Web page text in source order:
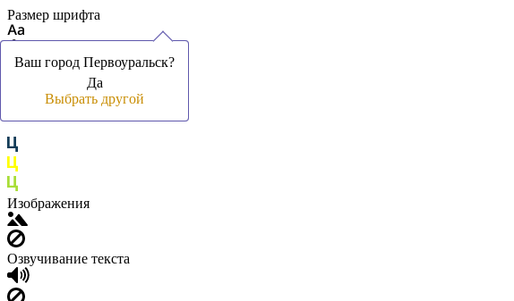
Размер шрифта
Цвет фона и шрифта
Изображения
Озвучивание текста
Ваш город Первоуральск?
Да
Выбрать другой
Ваш город Первоуральск?
Да
Выбрать другой
Ваш город Первоуральск?
Да
Выбрать другой